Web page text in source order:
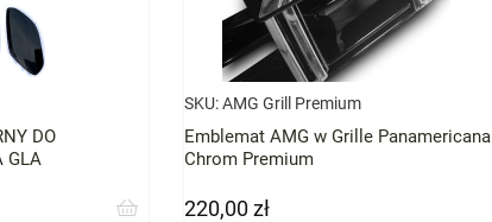
DO
GLA
SKU: AMG Grill Premium
Emblemat AMG w Grille Panamericana
Chrom Premium
Cena
220,00 zł